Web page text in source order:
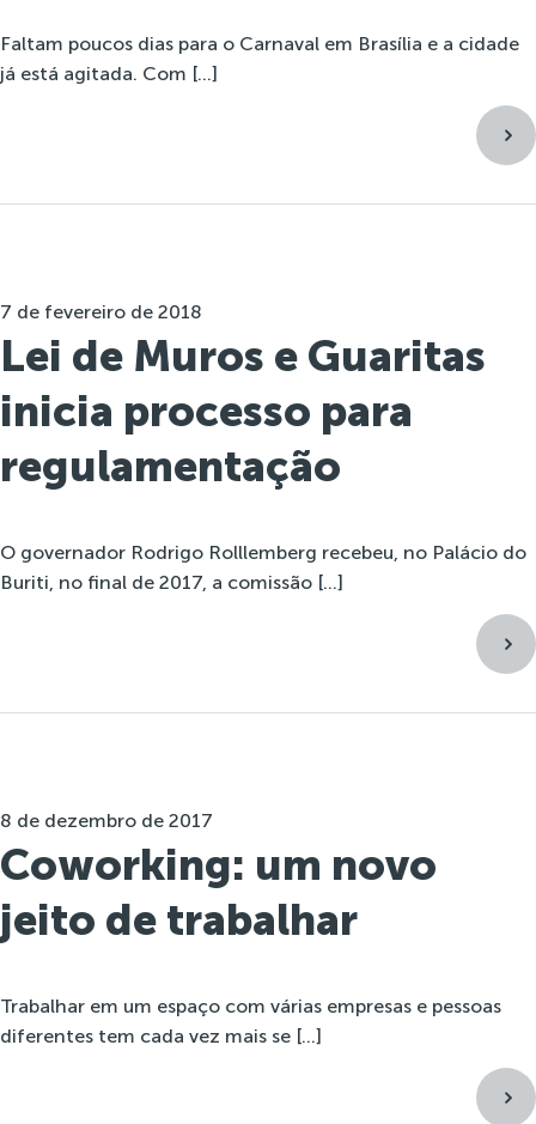
Faltam poucos dias para o Carnaval em Brasília e a cidade
já está agitada. Com […]
7 de fevereiro de 2018
Lei de Muros e Guaritas
inicia processo para
regulamentação
O governador Rodrigo Rolllemberg recebeu, no Palácio do
Buriti, no final de 2017, a comissão […]
8 de dezembro de 2017
Coworking: um novo
jeito de trabalhar
Trabalhar em um espaço com várias empresas e pessoas
diferentes tem cada vez mais se […]